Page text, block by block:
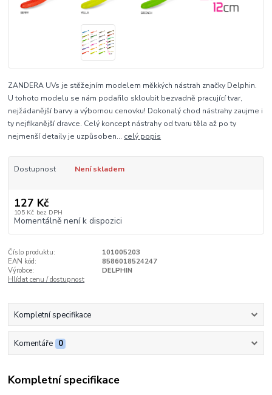
ZANDERA UVs je stěžejním modelem měkkých nástrah značky Delphin.
U tohoto modelu se nám podařilo skloubit bezvadně pracující tvar,
nejžádanější barvy a výbornou cenovku! Dokonalý chod nástrahy zaujme i
ty nejfikanější dravce. Celý koncept nástrahy od tvaru těla až po ty
nejmenší detaily je uzpůsoben... celý popis
Dostupnost Není skladem
127 Kč
105 Kč bez DPH
Momentálně není k dispozici
Číslo produktu:
101005203
EAN kód:
8586018524247
Výrobce:
DELPHIN
Hlídat cenu / dostupnost
Kompletní specifikace
Komentáře 0
Kompletní specifikace